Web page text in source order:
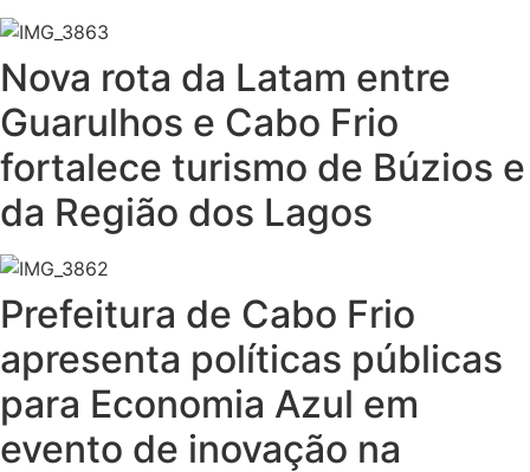
Nova rota da Latam entre
Guarulhos e Cabo Frio
fortalece turismo de Búzios e
da Região dos Lagos
Prefeitura de Cabo Frio
apresenta políticas públicas
para Economia Azul em
evento de inovação na